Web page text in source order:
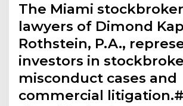
The Miami
lawyers of Dimond
Rothstein, P.A.,
investors in
misconduct cases and
commercial